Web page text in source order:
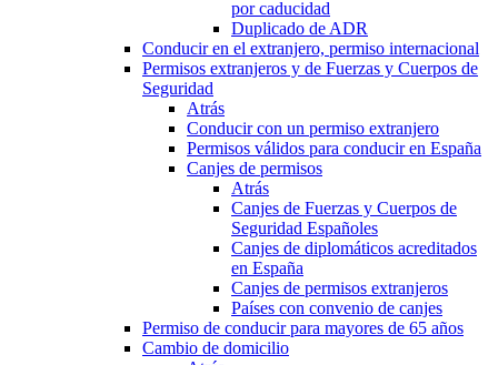
por caducidad
Duplicado de ADR
Conducir en el extranjero, permiso internacional
Permisos extranjeros y de Fuerzas y Cuerpos de
Seguridad
Atrás
Conducir con un permiso extranjero
Permisos válidos para conducir en España
Canjes de permisos
Atrás
Canjes de Fuerzas y Cuerpos de
Seguridad Españoles
Canjes de diplomáticos acreditados
en España
Canjes de permisos extranjeros
Países con convenio de canjes
Permiso de conducir para mayores de 65 años
Cambio de domicilio